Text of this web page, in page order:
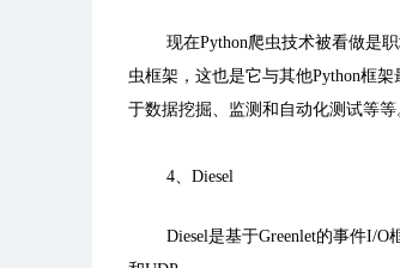
现在Python爬虫技术被看做是
虫框架，这也是它与其他Python框架
于数据挖掘、监测和自动化测试等等
4、 Diesel
Diesel是基于Greenlet的事件I/O